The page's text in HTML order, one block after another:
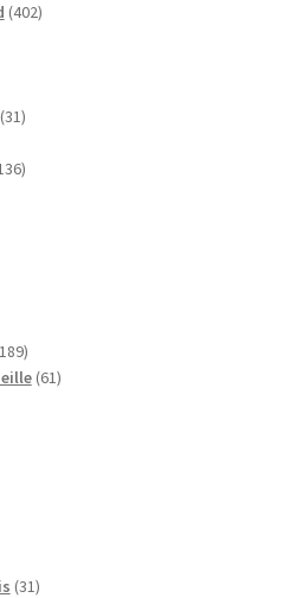
402402
3131
136
189
produkter
6161
3131